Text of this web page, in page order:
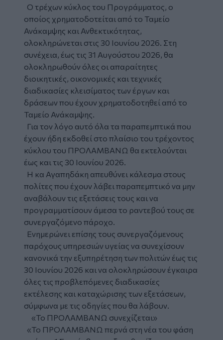
Ο τρέχων κύκλος του Προγράμματος, ο
οποίος χρηματοδοτείται από το Ταμείο
Ανάκαμψης και Ανθεκτικότητας,
ολοκληρώνεται στις 30 Ιουνίου 2026. Στη
συνέχεια, έως τις 31 Αυγούστου 2026, θα
ολοκληρωθούν όλες οι απαραίτητες
διοικητικές, οικονομικές και τεχνικές
διαδικασίες κλεισίματος των έργων και
δράσεων που έχουν χρηματοδοτηθεί από το
Ταμείο Ανάκαμψης.
Για τον λόγο αυτό όλα τα παραπεμπτικά που
έχουν ήδη εκδοθεί στο πλαίσιο του τρέχοντος
κύκλου του ΠΡΟΛΑΜΒΑΝΩ θα εκτελούνται
έως και τις 30 Ιουνίου 2026.
Η κα Αγαπηδάκη απευθύνει κάλεσμα στους
πολίτες που έχουν λάβει παραπεμπτικό να μην
αναβάλουν τις εξετάσεις τους και να
προγραμματίσουν άμεσα το ραντεβού τους σε
συνεργαζόμενο πάροχο.
Ενημερώνει επίσης τους συνεργαζόμενους
παρόχους υπηρεσιών υγείας να συνεχίσουν
κανονικά την εξυπηρέτηση των πολιτών έως τις
30 Ιουνίου 2026 και να ολοκληρώσουν έγκαιρα
όλες τις προβλεπόμενες διαδικασίες
εκτέλεσης και καταχώρισης των εξετάσεων,
σύμφωνα με τις οδηγίες που θα λάβουν.
«Το ΠΡΟΛΑΜΒΑΝΩ συνεχίζεται»
«Το ΠΡΟΛΑΜΒΑΝΩ περνά στη νέα του φάση